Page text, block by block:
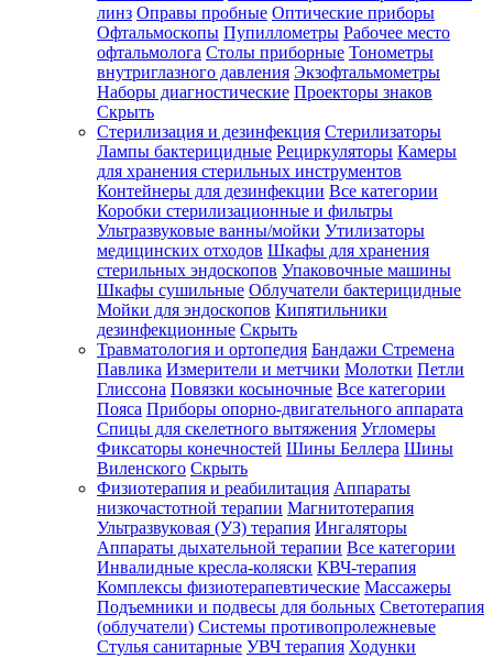
линз Оправы пробные Оптические приборы
Офтальмоскопы Пупиллометры Рабочее место
офтальмолога Столы приборные Тонометры
внутриглазного давления Экзофтальмометры
Наборы диагностические Проекторы знаков
Скрыть
Стерилизация и дезинфекция Стерилизаторы
Лампы бактерицидные Рециркуляторы Камеры
для хранения стерильных инструментов
Контейнеры для дезинфекции Все категории
Коробки стерилизационные и фильтры
Ультразвуковые ванны/мойки Утилизаторы
медицинских отходов Шкафы для хранения
стерильных эндоскопов Упаковочные машины
Шкафы сушильные Облучатели бактерицидные
Мойки для эндоскопов Кипятильники
дезинфекционные Скрыть
Травматология и ортопедия Бандажи Стремена
Павлика Измерители и метчики Молотки Петли
Глиссона Повязки косыночные Все категории
Пояса Приборы опорно-двигательного аппарата
Спицы для скелетного вытяжения Угломеры
Фиксаторы конечностей Шины Беллера Шины
Виленского Скрыть
Физиотерапия и реабилитация Аппараты
низкочастотной терапии Магнитотерапия
Ультразвуковая (УЗ) терапия Ингаляторы
Аппараты дыхательной терапии Все категории
Инвалидные кресла-коляски КВЧ-терапия
Комплексы физиотерапевтические Массажеры
Подъемники и подвесы для больных Светотерапия
(облучатели) Системы противопролежневые
Стулья санитарные УВЧ терапия Ходунки